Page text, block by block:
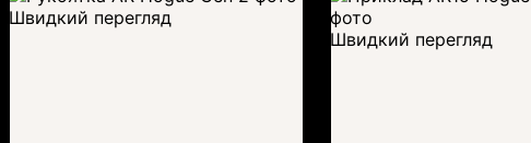
Швидкий перегляд
Швидкий перегляд